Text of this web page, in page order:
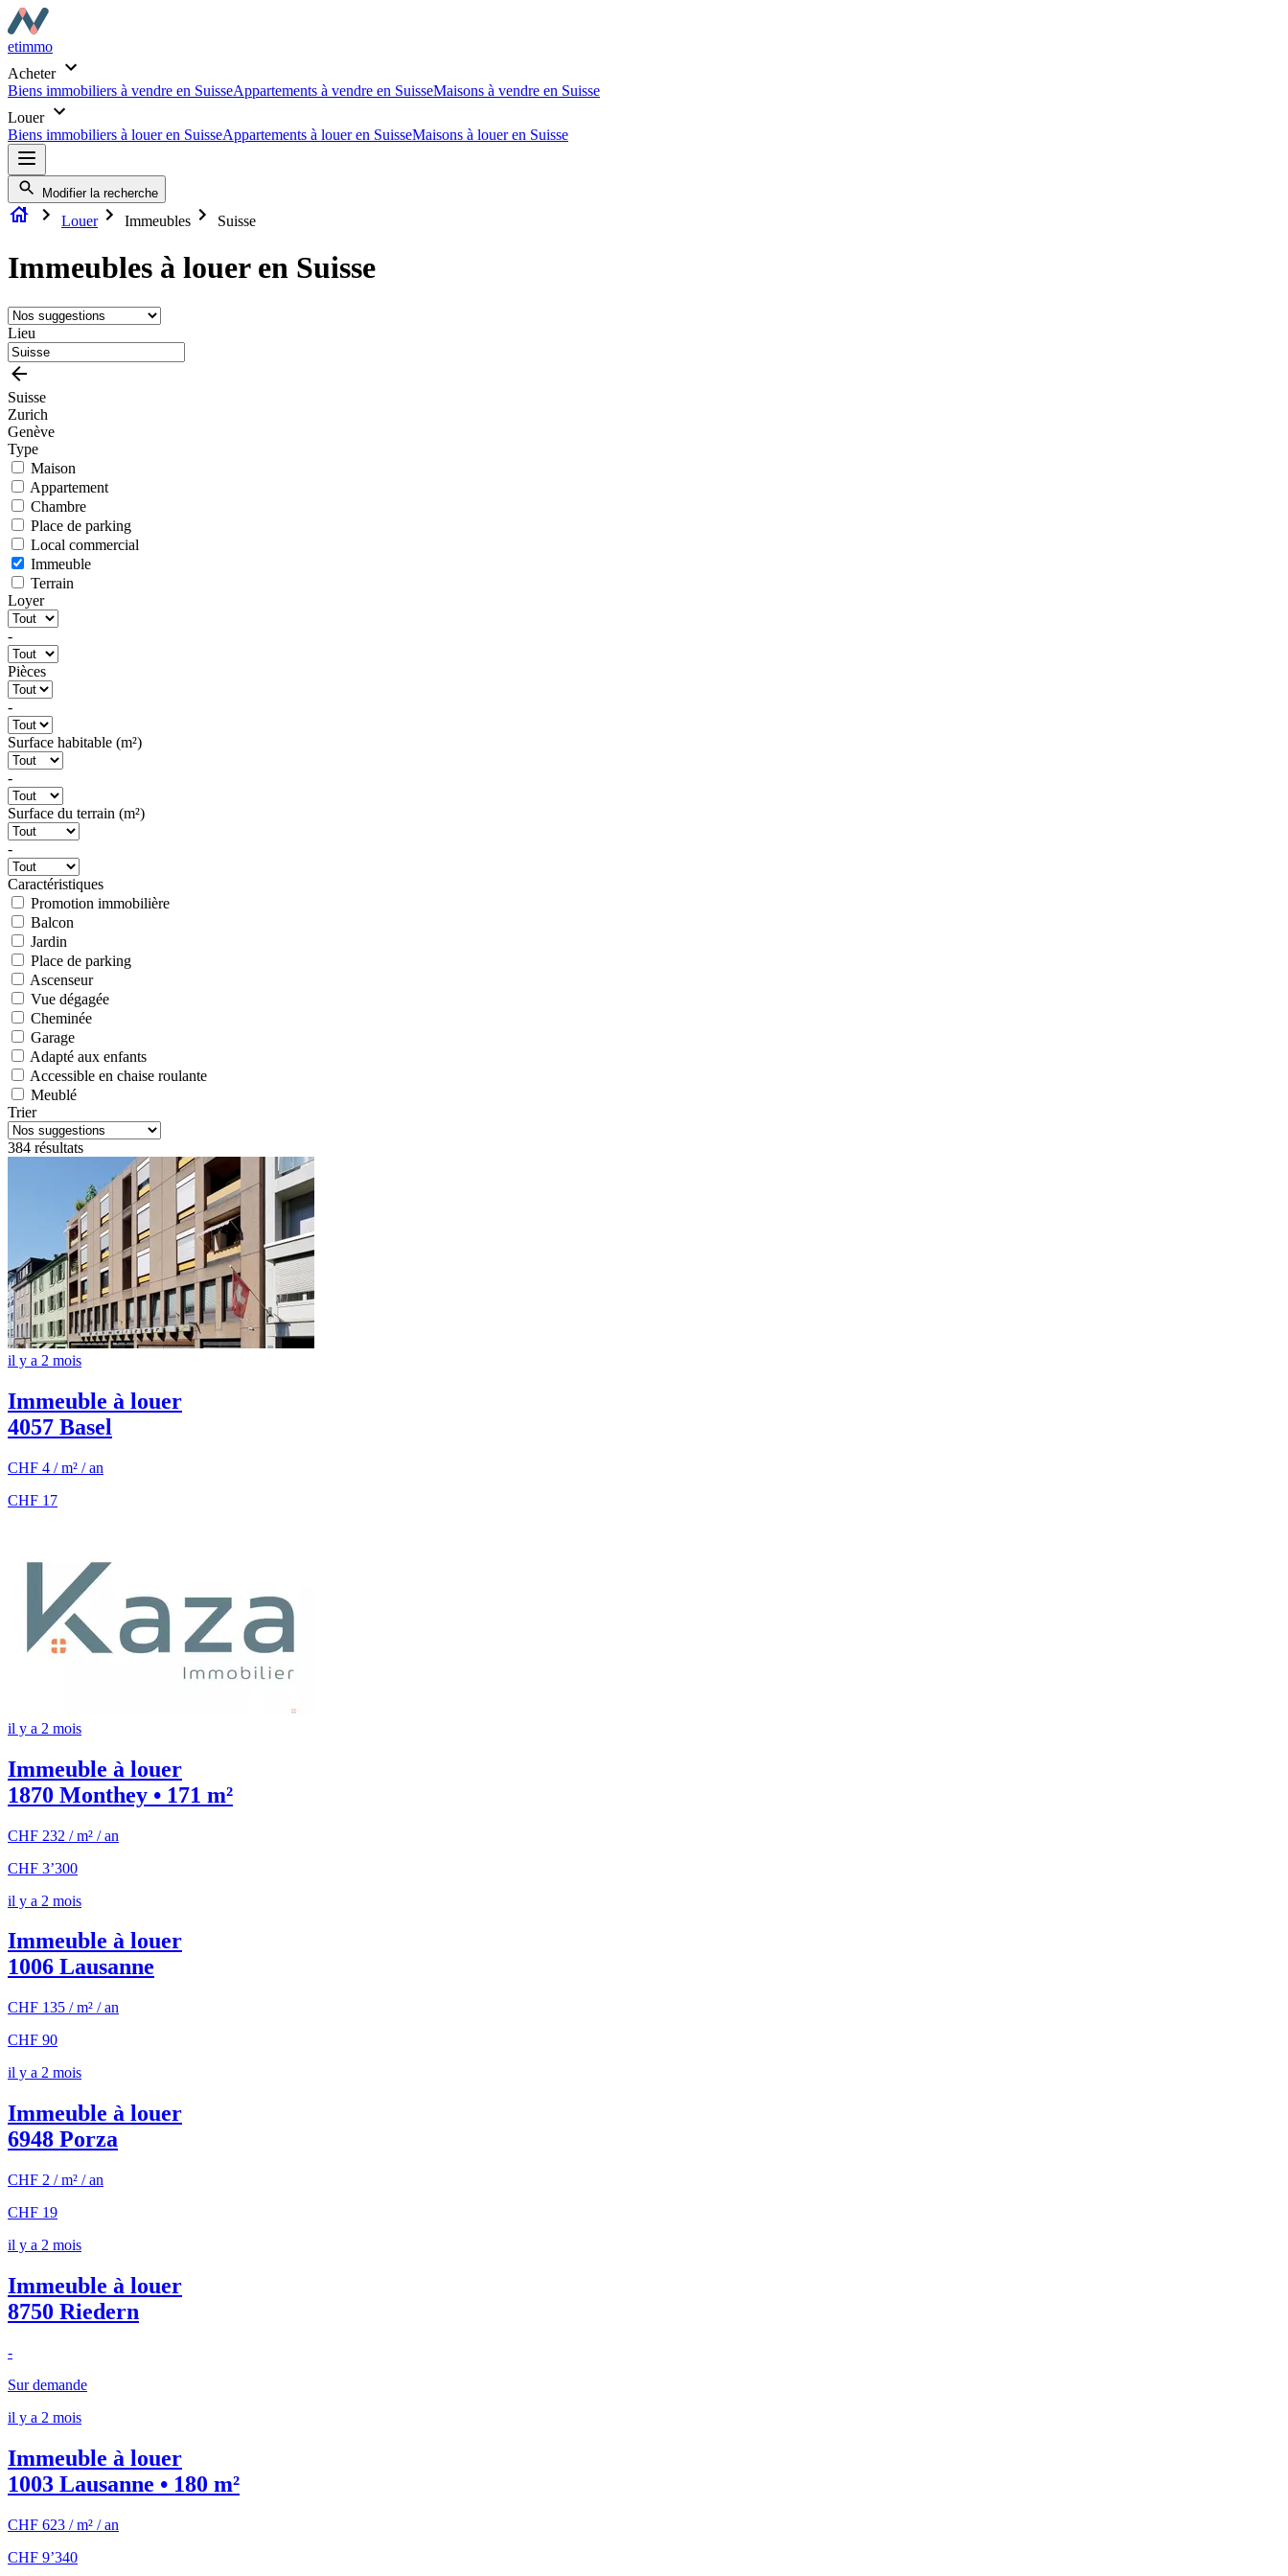
etimmo
Acheter
Biens immobiliers à vendre en SuisseAppartements à vendre en SuisseMaisons à vendre en Suisse
Louer
Biens immobiliers à louer en SuisseAppartements à louer en SuisseMaisons à louer en Suisse
Modifier la recherche
Louer Immeubles Suisse
Immeubles à louer en Suisse
Lieu
Suisse
Zurich
Genève
Type
Maison
Appartement
Chambre
Place de parking
Local commercial
Immeuble
Terrain
Loyer
-
Pièces
-
Surface habitable (m²)
-
Surface du terrain (m²)
-
Caractéristiques
Promotion immobilière
Balcon
Jardin
Place de parking
Ascenseur
Vue dégagée
Cheminée
Garage
Adapté aux enfants
Accessible en chaise roulante
Meublé
Trier
384 résultats
il y a 2 mois
Immeuble à louer
4057 Basel
CHF 4 / m² / an
CHF 17
il y a 2 mois
Immeuble à louer
1870 Monthey • 171 m²
CHF 232 / m² / an
CHF 3’300
il y a 2 mois
Immeuble à louer
1006 Lausanne
CHF 135 / m² / an
CHF 90
il y a 2 mois
Immeuble à louer
6948 Porza
CHF 2 / m² / an
CHF 19
il y a 2 mois
Immeuble à louer
8750 Riedern
-
Sur demande
il y a 2 mois
Immeuble à louer
1003 Lausanne • 180 m²
CHF 623 / m² / an
CHF 9’340